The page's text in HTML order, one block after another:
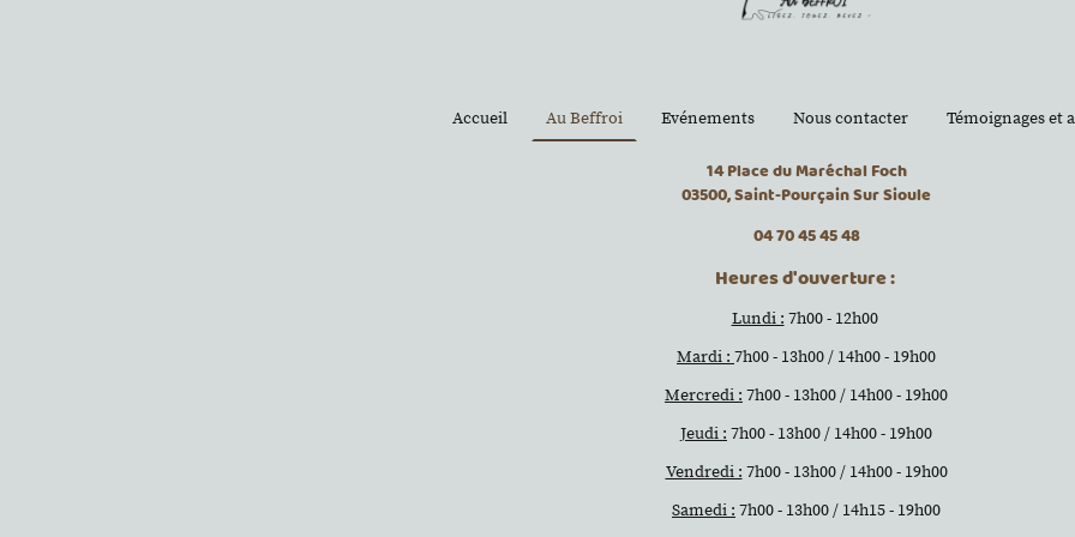
Accueil Au Beffroi Evénements Nous contacter Témoignages et
14 Place du Maréchal Foch
03500, Saint-Pourçain Sur Sioule
04 70 45 45 48
Heures d'ouverture :
Lundi : 7h00 - 12h00
Mardi : 7h00 - 13h00 / 14h00 - 19h00
Mercredi : 7h00 - 13h00 / 14h00 - 19h00
Jeudi : 7h00 - 13h00 / 14h00 - 19h00
Vendredi : 7h00 - 13h00 / 14h00 - 19h00
Samedi : 7h00 - 13h00 / 14h15 - 19h00